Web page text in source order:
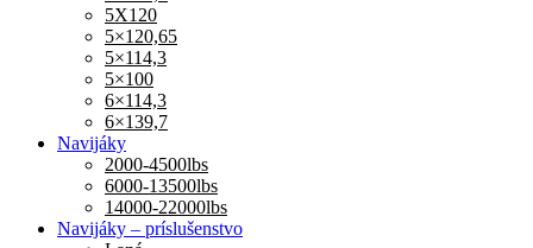
5X120
5×120,65
5×114,3
5×100
6×114,3
6×139,7
Navijáky
2000-4500lbs
6000-13500lbs
14000-22000lbs
Navijáky – príslušenstvo